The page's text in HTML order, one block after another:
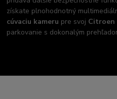
získate plnohodnotný
cúvaciu kameru pre svoj Citroen
parkovanie s dokonalým